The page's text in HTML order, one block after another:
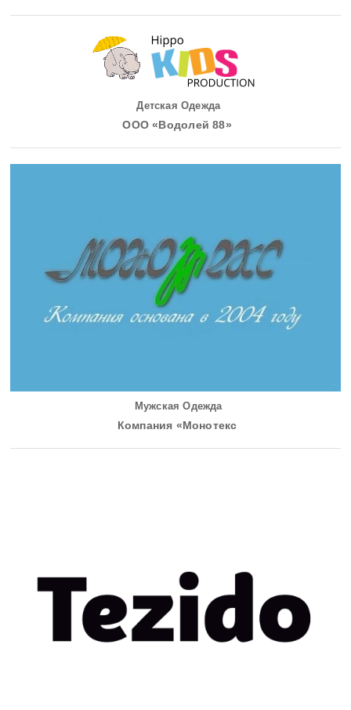
Детская Одежда
ООО «Водолей 88»
Мужская Одежда
Компания «Монотекс